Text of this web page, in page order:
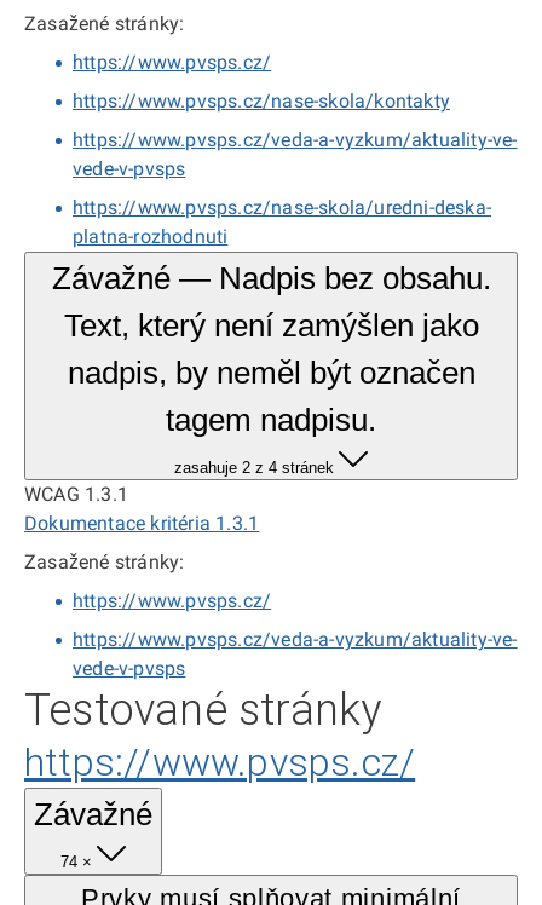
Zasažené stránky:
https://www.pvsps.cz/
https://www.pvsps.cz/nase-skola/kontakty
https://www.pvsps.cz/veda-a-vyzkum/aktuality-ve-
vede-v-pvsps
https://www.pvsps.cz/nase-skola/uredni-deska-
platna-rozhodnuti
Závažné — Nadpis bez obsahu.
Text, který není zamýšlen jako
nadpis, by neměl být označen
tagem nadpisu.
zasahuje 2 z 4 stránek
WCAG 1.3.1
Dokumentace kritéria 1.3.1
Zasažené stránky:
https://www.pvsps.cz/
https://www.pvsps.cz/veda-a-vyzkum/aktuality-ve-
vede-v-pvsps
Testované stránky
https://www.pvsps.cz/
Závažné
74 ×
Prvky musí splňovat minimální